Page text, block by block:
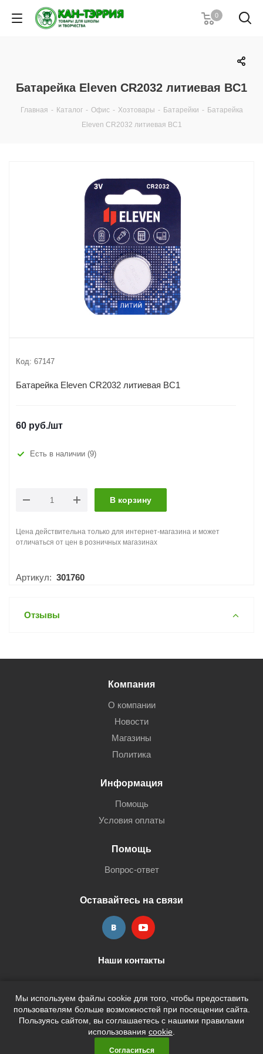
0
Батарейка Eleven CR2032 литиевая BC1
Главная - Каталог - Офис - Хозтовары - Батарейки - Батарейка
Eleven CR2032 литиевая BC1
Код: 67147
Батарейка Eleven CR2032 литиевая BC1
60 руб./шт
Есть в наличии (9)
В корзину
Цена действительна только для интернет-магазина и может
отличаться от цен в розничных магазинах
Артикул: 301760
Отзывы
Мы используем файлы cookie для того, чтобы предоставить
пользователям больше возможностей при посещении сайта.
Пользуясь сайтом, вы соглашаетесь с нашими правилами
использования cookie
Согласиться
Компания
О компании
Новости
Магазины
Политика
Информация
Помощь
Условия оплаты
Помощь
Вопрос-ответ
Оставайтесь на связи
Наши контакты
2026 © Кан-Тэррия Kids